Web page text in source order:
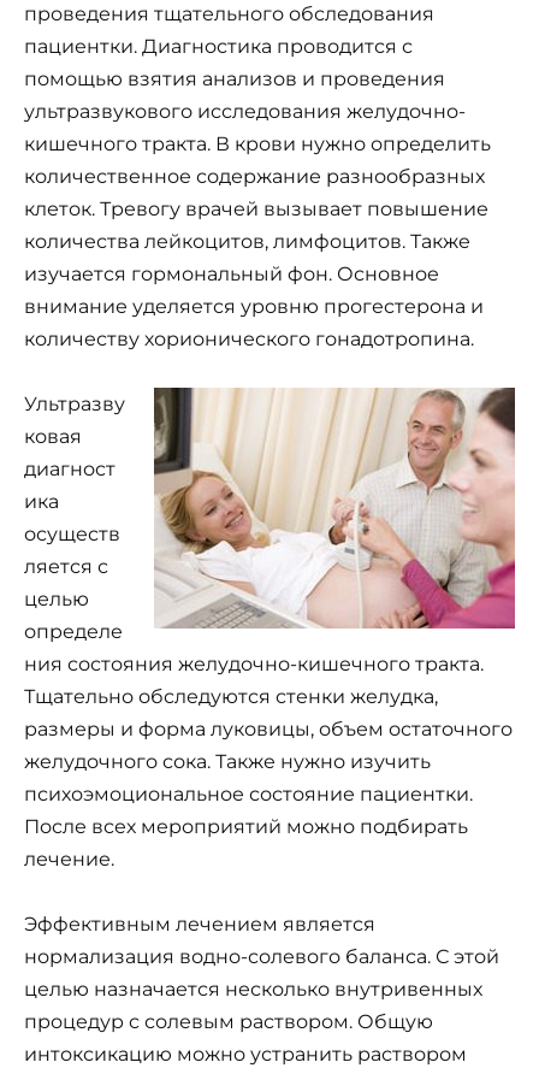
проведения тщательного обследования
пациентки. Диагностика проводится с
помощью взятия анализов и проведения
ультразвукового исследования желудочно-
кишечного тракта. В крови нужно определить
количественное содержание разнообразных
клеток. Тревогу врачей вызывает повышение
количества лейкоцитов, лимфоцитов. Также
изучается гормональный фон. Основное
внимание уделяется уровню прогестерона и
количеству хорионического гонадотропина.
Ультразву
ковая
диагност
ика
осуществ
ляется с
целью
определе
ния состояния желудочно-кишечного тракта.
Тщательно обследуются стенки желудка,
размеры и форма луковицы, объем остаточного
желудочного сока. Также нужно изучить
психоэмоциональное состояние пациентки.
После всех мероприятий можно подбирать
лечение.
Эффективным лечением является
нормализация водно-солевого баланса. С этой
целью назначается несколько внутривенных
процедур с солевым раствором. Общую
интоксикацию можно устранить раствором